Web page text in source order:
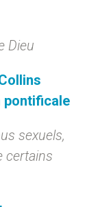
Dieu
pontificale
sexuels,
certains